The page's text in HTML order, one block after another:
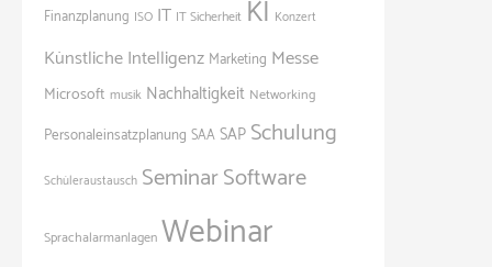
Finanzplanung ISO IT IT Sicherheit KI Konzert
Künstliche Intelligenz Marketing Messe
Microsoft musik Nachhaltigkeit Networking
Personaleinsatzplanung SAASAP Schulung
Schüleraustausch SeminarSoftware
Sprachalarmanlagen Webinar